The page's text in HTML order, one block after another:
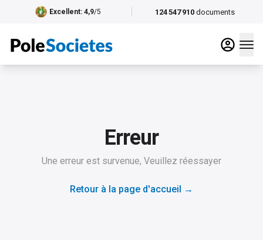
124 547 910 documents
Excellent: 4,9/5
Erreur
Une erreur est survenue, Veuillez réessayer
Retour à la page d'accueil →